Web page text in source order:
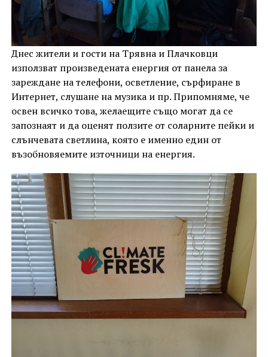
Днес жители и гости на Трявна и Плачковци
използват произведената енергия от панела за
зареждане на телефони, осветление, сърфиране в
Интернет, слушане на музика и пр. Припомняме, че
освен всичко това, желаещите също могат да се
запознаят и да оценят ползите от соларните пейки и
слънчевата светлина, която е именно един от
възобновяемите източници на енергия.